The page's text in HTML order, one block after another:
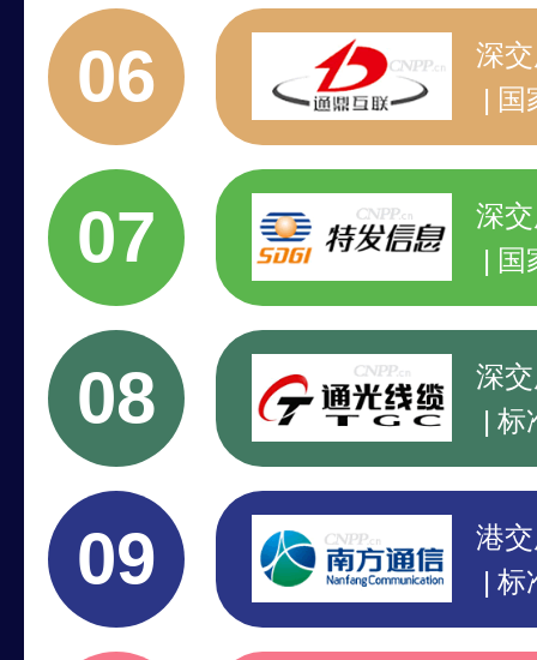
06
深
国
国
07
深
国
标
08
深
标
高
09
港
标
高